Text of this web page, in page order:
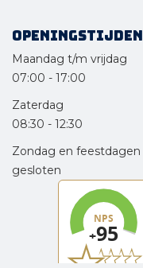
Openingstijden
Maandag t/m vrijdag
07:00 - 17:00
Zaterdag
08:30 - 12:30
Zondag en feestdagen
gesloten